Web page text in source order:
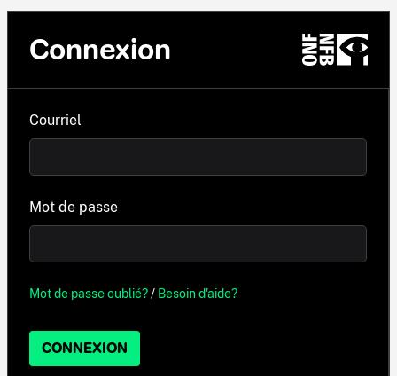
Connexion
Courriel
Mot de passe
Mot de passe oublié?/ Besoin d'aide?
CONNEXION